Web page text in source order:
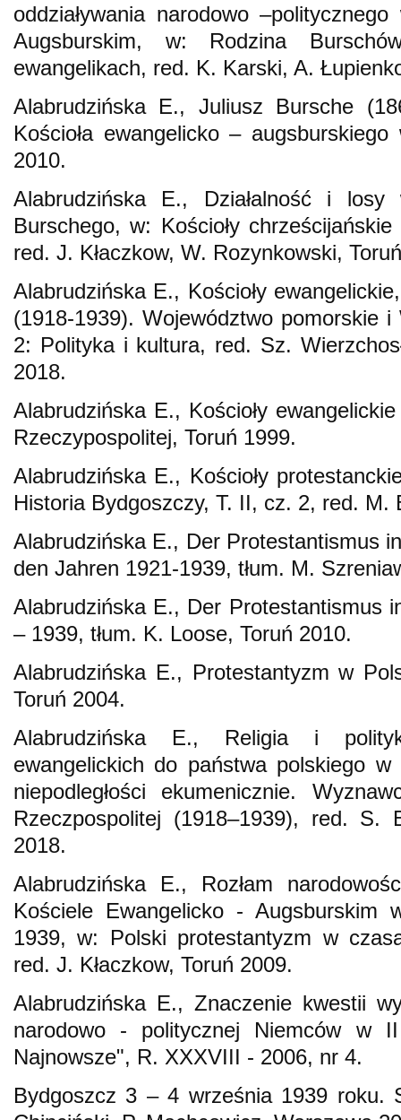
oddziaływania narodowo
Augsburskim, w: Rodzina
ewangelikach, red. K. Karski, A.
Alabrudzińska E., Juliusz Bursche
Kościoła ewangelicko –
2010.
Alabrudzińska E., Działalność i losy
Burschego, w: Kościoły
red. J. Kłaczkow, W. Rozynkowski,
Alabrudzińska E., Kościoły
(1918-1939). Województwo pomorskie
2: Polityka i kultura, red. Sz.
2018.
Alabrudzińska E., Kościoły
Rzeczypospolitej, Toruń 1999.
Alabrudzińska E., Kościoły
Historia Bydgoszczy, T. II, cz. 2, red. M.
Alabrudzińska E., Der Protestantismus
den Jahren 1921-1939, tłum. M.
Alabrudzińska E., Der Protestantismus
– 1939, tłum. K. Loose, Toruń 2010.
Alabrudzińska E., Protestantyzm w
Toruń 2004.
Alabrudzińska E., Religia i
ewangelickich do państwa polskiego
niepodległości ekumenicznie.
Rzeczpospolitej (1918–1939), red.
2018.
Alabrudzińska E., Rozłam
Kościele Ewangelicko -
1939, w: Polski protestantyzm w
red. J. Kłaczkow, Toruń 2009.
Alabrudzińska E., Znaczenie kwestii
narodowo - politycznej Niemców w
Najnowsze", R. XXXVIII - 2006, nr 4.
Bydgoszcz 3 – 4 września 1939 roku.